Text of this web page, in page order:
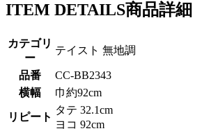
ITEM DETAILS商品詳細
カテゴリ
ー
テイスト 無地調
品番
CC-BB2343
横幅
巾約92cm
リピート
タテ 32.1cm
ヨコ 92cm